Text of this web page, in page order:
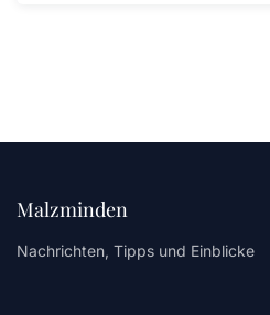
Malzminden
Nachrichten, Tipps und Einblicke